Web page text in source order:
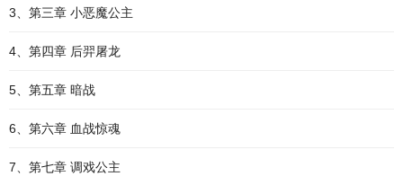
3、第三章 小恶魔公主
4、第四章 后羿屠龙
5、第五章 暗战
6、第六章 血战惊魂
7、第七章 调戏公主